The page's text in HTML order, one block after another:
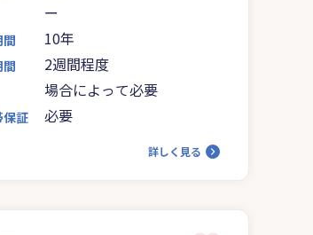
ー
10年
2週間程度
場合によって必要
保証 必要
詳しく見る